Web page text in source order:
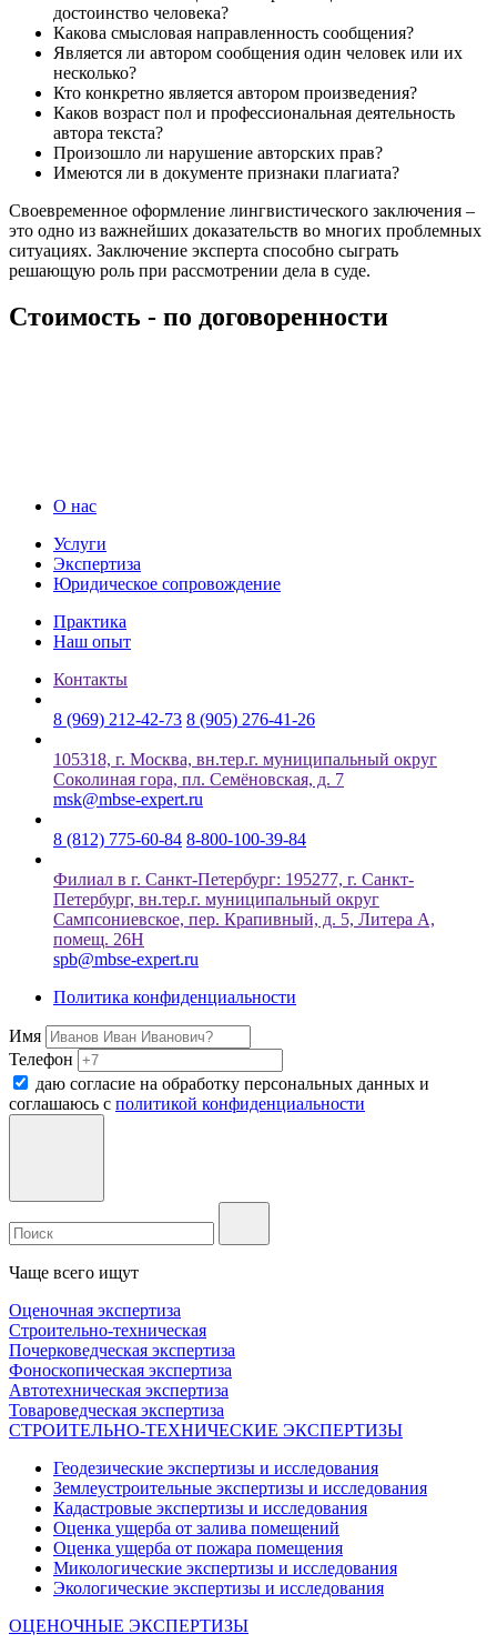
достоинство человека?
Какова смысловая направленность сообщения?
Является ли автором сообщения один человек или их
несколько?
Кто конкретно является автором произведения?
Каков возраст пол и профессиональная деятельность
автора текста?
Произошло ли нарушение авторских прав?
Имеются ли в документе признаки плагиата?
Своевременное оформление лингвистического заключения –
это одно из важнейших доказательств во многих проблемных
ситуациях. Заключение эксперта способно сыграть
решающую роль при рассмотрении дела в суде.
Стоимость - по договоренности
О нас
Услуги
Экспертиза
Юридическое сопровождение
Практика
Наш опыт
Контакты
8 (969) 212-42-73 8 (905) 276-41-26
105318, г. Москва, вн.тер.г. муниципальный округ
Соколиная гора, пл. Семёновская, д. 7
msk@mbse-expert.ru
8 (812) 775-60-84 8-800-100-39-84
Филиал в г. Санкт-Петербург: 195277, г. Санкт-
Петербург, вн.тер.г. муниципальный округ
Сампсониевское, пер. Крапивный, д. 5, Литера А,
помещ. 26Н
spb@mbse-expert.ru
Политика конфиденциальности
Имя
Телефон
даю согласие на обработку персональных данных и
соглашаюсь c политикой конфиденциальности
Чаще всего ищут
Оценочная экспертиза
Строительно-техническая
Почерковедческая экспертиза
Фоноскопическая экспертиза
Автотехническая экспертиза
Товароведческая экспертиза
СТРОИТЕЛЬНО-ТЕХНИЧЕСКИЕ ЭКСПЕРТИЗЫ
Геодезические экспертизы и исследования
Землеустроительные экспертизы и исследования
Кадастровые экспертизы и исследования
Оценка ущерба от залива помещений
Оценка ущерба от пожара помещения
Микологические экспертизы и исследования
Экологические экспертизы и исследования
ОЦЕНОЧНЫЕ ЭКСПЕРТИЗЫ